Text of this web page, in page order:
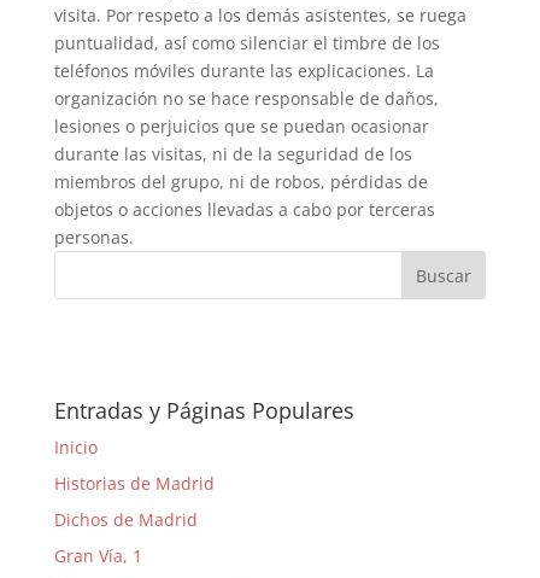
visita. Por respeto a los demás asistentes, se ruega
puntualidad, así como silenciar el timbre de los
teléfonos móviles durante las explicaciones. La
organización no se hace responsable de daños,
lesiones o perjuicios que se puedan ocasionar
durante las visitas, ni de la seguridad de los
miembros del grupo, ni de robos, pérdidas de
objetos o acciones llevadas a cabo por terceras
personas.
Entradas y Páginas Populares
Inicio
Historias de Madrid
Dichos de Madrid
Gran Vía, 1